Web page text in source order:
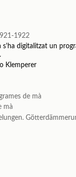
1922
s'ha digitalitzat un
Klemperer
de mà
mà